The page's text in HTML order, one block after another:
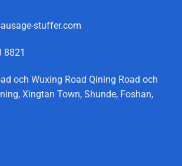
stuffer.com
8821
och Wuxing Road Qining Road och
Xingtan Town, Shunde, Foshan,